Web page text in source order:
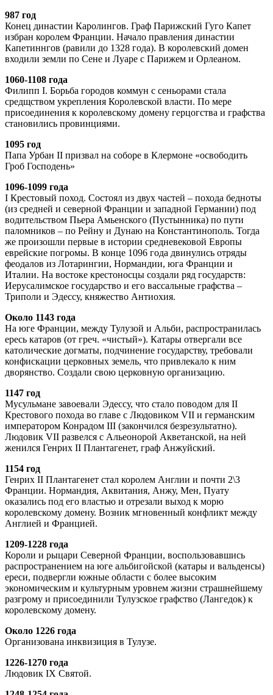
987 год
Конец династии Каролингов. Граф Парижский Гуго Капет
избран королем Франции. Начало правления династии
Капетиннгов (равили до 1328 года). В королевский домен
входили земли по Сене и Луаре с Парижем и Орлеаном.
1060-1108 года
Филипп I. Борьба городов коммун с сеньорами стала
средщством укрепления Королевской власти. По мере
присоединения к королевскому домену герцогства и графства
становились провинциями.
1095 год
Папа Урбан II призвал на соборе в Клермоне «освободить
Гроб Господень»
1096-1099 года
I Крестовый поход. Состоял из двух частей – похода бедноты
(из средней и северной Франции и западной Германии) под
водительством Пьера Амьенского (Пустынника) по пути
паломников – по Рейну и Дунаю на Константинополь. Тогда
же произошли первые в истории средневековой Европы
еврейские погромы. В конце 1096 года двинулись отряды
феодалов из Лотарингии, Нормандии, юга Франции и
Италии. На востоке крестоносцы создали ряд государств:
Иерусалимское государство и его вассальные графства –
Триполи и Эдессу, княжество Антиохия.
Около 1143 года
На юге Франции, между Тулузой и Альби, распространилась
ересь катаров (от греч. «чистый»). Катары отвергали все
католические догматы, подчинение государству, требовали
конфискации церковных земель, что привлекало к ним
дворянство. Создали свою церковную организацию.
1147 год
Мусульмане завоевали Эдессу, что стало поводом для II
Крестового похода во главе с Людовиком VII и германским
императором Конрадом III (закончился безрезультатно).
Людовик VII развелся с Альеонорой Акветанской, на ней
женился Генрих II Плантагенет, граф Анжуйский.
1154 год
Генрих II Плантагенет стал королем Англии и почти 2\3
Франции. Нормандия, Аквитания, Анжу, Мен, Пуату
оказались под его властью и отрезали выход к морю
королевскому домену. Возник мгновенный конфликт между
Англией и Францией.
1209-1228 года
Короли и рыцари Северной Франции, воспользовавшись
распространением на юге альбигойской (катары и вальденсы)
ереси, подвергли южные области с более высоким
экономическим и культурным уровнем жизни страшнейшему
разгрому и присоединили Тулузское графство (Лангедок) к
королевскому домену.
Около 1226 года
Организована инквизиция в Тулузе.
1226-1270 года
Людовик IX Святой.